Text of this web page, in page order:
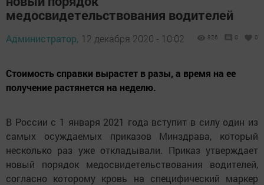
медосвидетельствования водителей
Администратор, 12 декабря 2020 - 10:02 826 0 0
Стоимость справки вырастет в разы, а время на ее
получение растянется на неделю.
В России с 1 января 2021 года вступит в силу один из
самых осуждаемых приказов Минздрава, который
несколько раз уже откладывали. Приказ утверждает
новый порядок медосвидетельствования водителей,
согласно которому кровь на специфический маркер